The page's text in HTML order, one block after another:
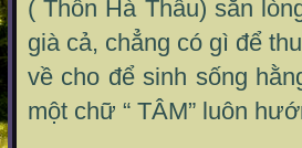
( Thôn Hà Thâu) sẵn
già cả, chẳng có gì để
về cho để sinh sống
một chữ “ TÂM” luôn